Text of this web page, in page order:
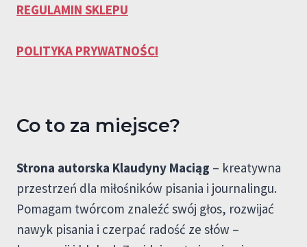
REGULAMIN SKLEPU
POLITYKA PRYWATNOŚCI
Co to za miejsce?
Strona autorska Klaudyny Maciąg – kreatywna
przestrzeń dla miłośników pisania i journalingu.
Pomagam twórcom znaleźć swój głos, rozwijać
nawyk pisania i czerpać radość ze słów –